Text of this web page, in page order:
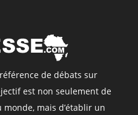
de débats sur
est non seulement de
mais d’établir un